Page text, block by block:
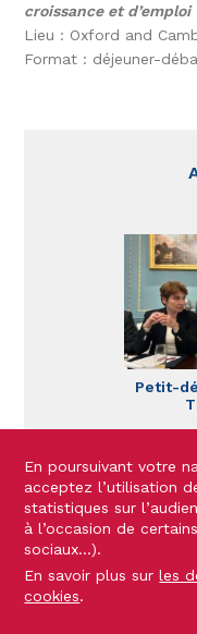
croissance et d’emploi
Lieu : Oxford and
Format : déjeuner-
Petit-
En poursuivant votre
acceptez l’utilisation
statistiques sur
à l’occasion de
sociaux…).
En savoir plus surles
cookies.